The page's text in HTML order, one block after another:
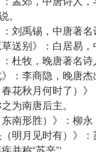
。
禹锡，中唐著名
别》：白居易，
牧，晚唐著名诗
李商隐，晚唐杰
秋月何时了）》
为南唐后主。
形胜）》：柳永
月见时有）》：